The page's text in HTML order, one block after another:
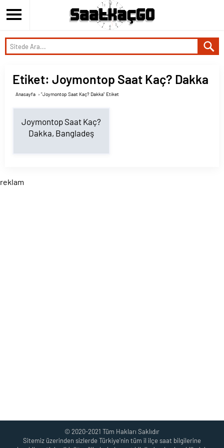
Etiket: Joymontop Saat Kaç? Dakka
Anasayfa › "Joymontop Saat Kaç? Dakka" Etiket
Joymontop Saat Kaç?
Dakka, Bangladeş
reklam
© 2020-2021 Tüm Hakları Saklıdır
Sitemiz üzerinden sizlerde Türkiye'nin tüm il ilçe saat bilgilerine